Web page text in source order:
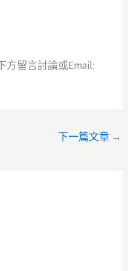
方留言討論或Email:
下一篇文章 →